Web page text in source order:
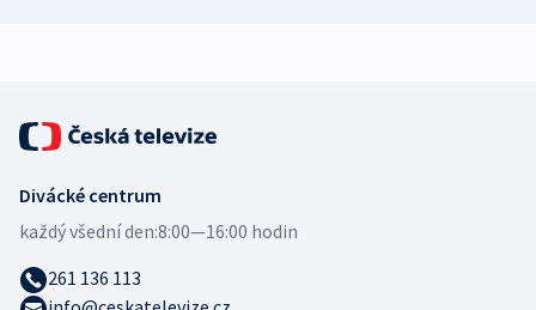
Divácké centrum
každý všední den:8:00—16:00 hodin
261 136 113